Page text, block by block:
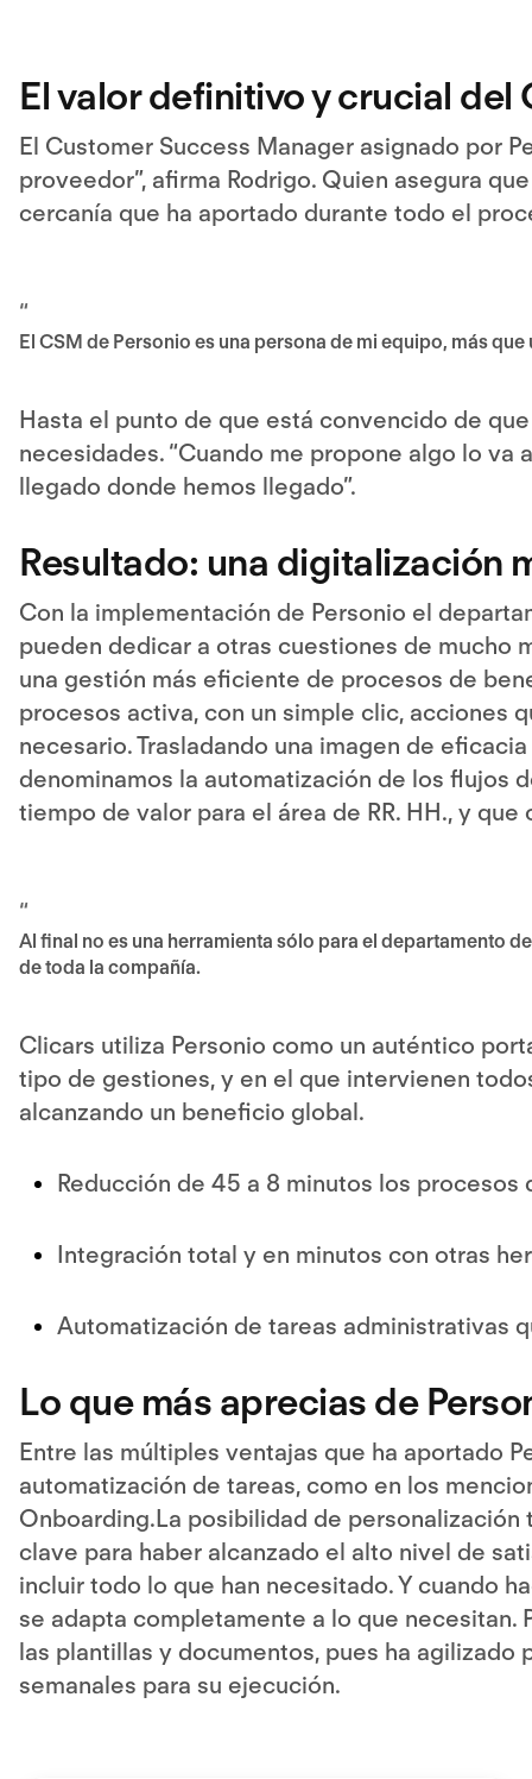
El valor definitivo y crucial del
El Customer Success Manager asignado por
proveedor”, afirma Rodrigo. Quien asegura
cercanía que ha aportado durante todo el
“
El CSM de Personio es una persona de mi equipo, más
Hasta el punto de que está convencido de
necesidades. “Cuando me propone algo lo va
llegado donde hemos llegado”.
Resultado: una digitalización
Con la implementación de Personio el
pueden dedicar a otras cuestiones de mucho
una gestión más eficiente de procesos de
procesos activa, con un simple clic, acciones
necesario. Trasladando una imagen de
denominamos la automatización de los flujos
tiempo de valor para el área de RR. HH., y
“
Al final no es una herramienta sólo para el departamento
de toda la compañía.
Clicars utiliza Personio como un auténtico
tipo de gestiones, y en el que intervienen
alcanzando un beneficio global.
Reducción de 45 a 8 minutos los
Integración total y en minutos con otras
Automatización de tareas administrativas
Lo que más aprecias de
Entre las múltiples ventajas que ha aportado
automatización de tareas, como en los
Onboarding.La posibilidad de
clave para haber alcanzado el alto nivel de
incluir todo lo que han necesitado. Y cuando
se adapta completamente a lo que
las plantillas y documentos, pues ha
semanales para su ejecución.